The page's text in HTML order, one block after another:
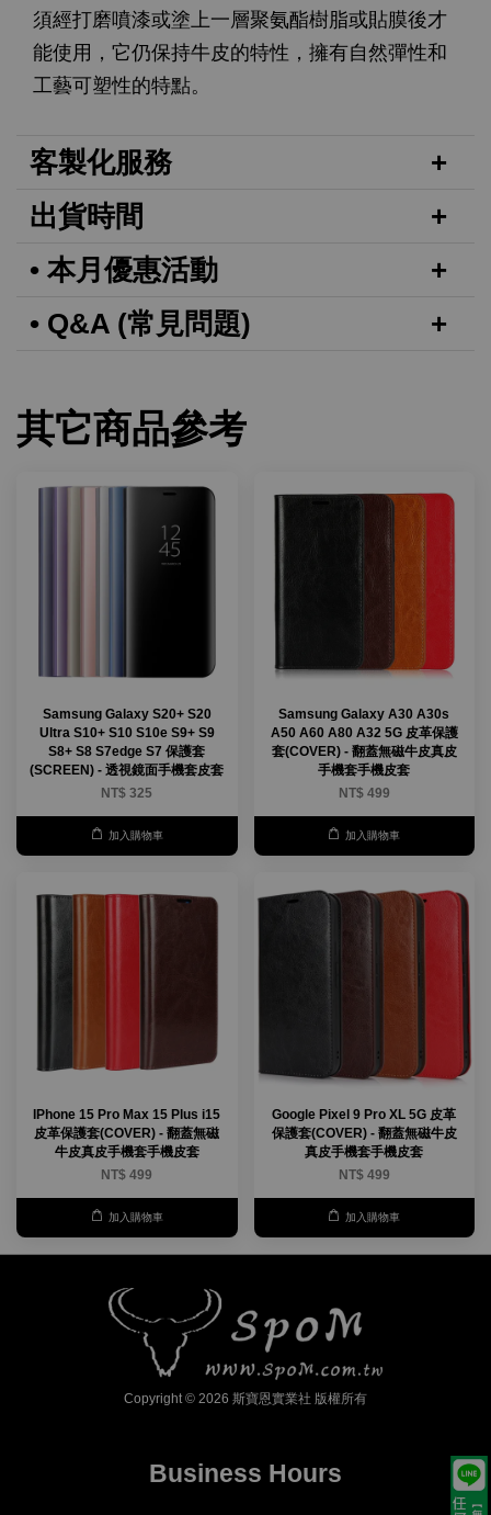
須經打磨噴漆或塗上一層聚氨酯樹脂或貼膜後才
能使用，它仍保持牛皮的特性，擁有自然彈性和
工藝可塑性的特點。
客製化服務
出貨時間
• 本月優惠活動
• Q&A (常見問題)
其它商品參考
Samsung Galaxy S20+ S20
Ultra S10+ S10 S10e S9+ S9
S8+ S8 S7edge S7 保護套
(SCREEN) - 透視鏡面手機套皮套
NT$ 325
加入購物車
Samsung Galaxy A30 A30s
A50 A60 A80 A32 5G 皮革保護
套(COVER) - 翻蓋無磁牛皮真皮
手機套手機皮套
NT$ 499
加入購物車
IPhone 15 Pro Max 15 Plus i15
皮革保護套(COVER) - 翻蓋無磁
牛皮真皮手機套手機皮套
NT$ 499
加入購物車
Google Pixel 9 Pro XL 5G 皮革
保護套(COVER) - 翻蓋無磁牛皮
真皮手機套手機皮套
NT$ 499
加入購物車
Copyright © 2026 斯寶恩實業社 版權所有
Business Hours